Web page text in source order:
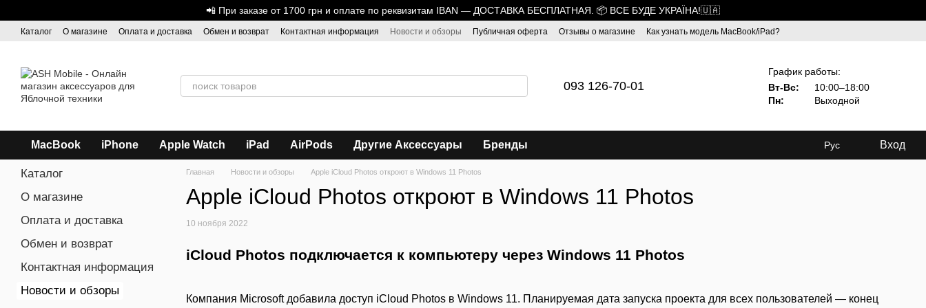
📲 При заказе от 1700 грн и оплате по реквизитам IBAN — ДОСТАВКА БЕСПЛАТНАЯ. 📦 ВСЕ БУДЕ УКРАЇНА!🇺🇦
Каталог О магазине Оплата и доставка Обмен и возврат Контактная информация Новости и обзоры Публичная оферта Отзывы о магазине
Как узнать модель MacBook/iPad?
093 126-70-01
График работы:
Вт-Вс:
10:00–18:00
Пн:
Выходной
MacBook iPhone Apple Watch iPad AirPods Другие Аксессуары Бренды Рус Вход
Главная Новости и обзоры Apple iCloud Photos откроют в Windows 11 Photos
Apple iCloud Photos откроют в Windows 11 Photos
10 ноября 2022
iCloud Photos подключается к компьютеру через Windows 11 Photos
Компания Microsoft добавила доступ iCloud Photos в Windows 11. Планируемая дата запуска проекта для всех пользователей — конец
Каталог
О магазине
Оплата и доставка
Обмен и возврат
Контактная информация
Новости и обзоры